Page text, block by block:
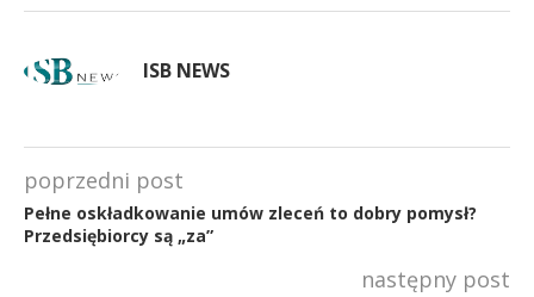
ISB NEWS
poprzedni post
Pełne oskładkowanie umów zleceń to dobry pomysł?
Przedsiębiorcy są „za”
następny post